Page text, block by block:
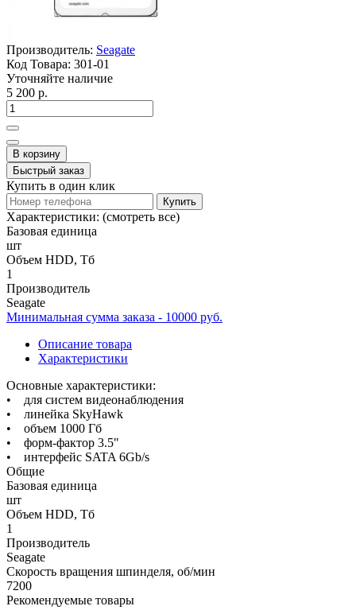
Производитель: Seagate
Код Товара: 301-01
Уточняйте наличие
5 200 р.
В корзину
Быстрый заказ
Купить в один клик
Купить
Характеристики: (смотреть все)
Базовая единица
шт
Объем HDD, Тб
1
Производитель
Seagate
Минимальная сумма заказа - 10000 руб.
Описание товара
Характеристики
Основные характеристики:
• для систем видеонаблюдения
• линейка SkyHawk
• объем 1000 Гб
• форм-фактор 3.5"
• интерфейс SATA 6Gb/s
Общие
Базовая единица
шт
Объем HDD, Тб
1
Производитель
Seagate
Скорость вращения шпинделя, об/мин
7200
Рекомендуемые товары